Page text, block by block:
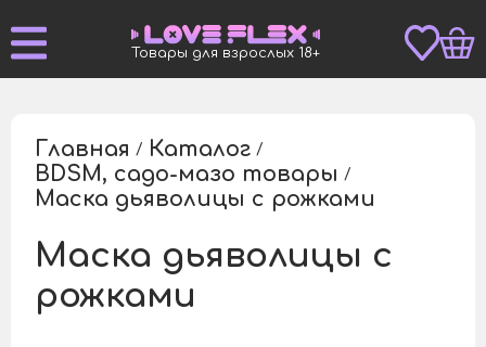
Товары для взрослых 18+
Главная / Каталог /
BDSM, садо-мазо товары /
Маска дьяволицы с рожками
Маска дьяволицы с
рожками